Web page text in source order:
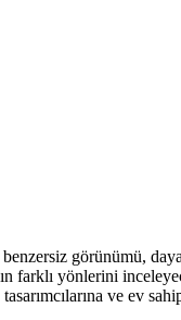
görünümü,
yönlerini
ve ev